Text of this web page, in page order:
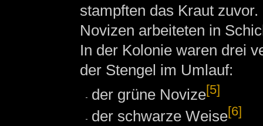
stampften das Kraut
Novizen arbeiteten in
In der Kolonie waren drei
der Stengel im Umlauf:
der grüne Novize[5]
der schwarze Weise[6]